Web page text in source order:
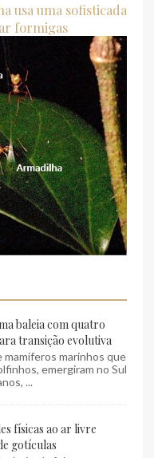
usa uma sofisticada
formigas
baleia com quatro
transição evolutiva
marinhos que
emergiram no Sul
...
físicas ao ar livre
gotículas